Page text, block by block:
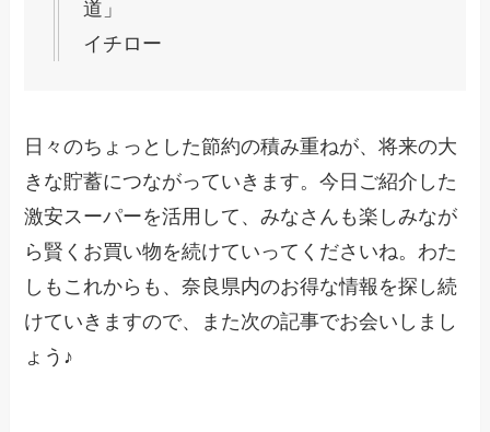
道」
イチロー
日々のちょっとした節約の積み重ねが、将来の大
きな貯蓄につながっていきます。今日ご紹介した
激安スーパーを活用して、みなさんも楽しみなが
ら賢くお買い物を続けていってくださいね。わた
しもこれからも、奈良県内のお得な情報を探し続
けていきますので、また次の記事でお会いしまし
ょう♪